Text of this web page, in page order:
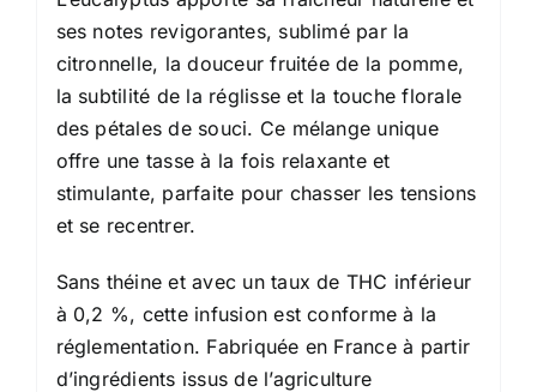
ses notes revigorantes, sublimé par la
citronnelle, la douceur fruitée de la pomme,
la subtilité de la réglisse et la touche florale
des pétales de souci. Ce mélange unique
offre une tasse à la fois relaxante et
stimulante, parfaite pour chasser les tensions
et se recentrer.
Sans théine et avec un taux de THC inférieur
à 0,2 %, cette infusion est conforme à la
réglementation. Fabriquée en France à partir
d’ingrédients issus de l’agriculture